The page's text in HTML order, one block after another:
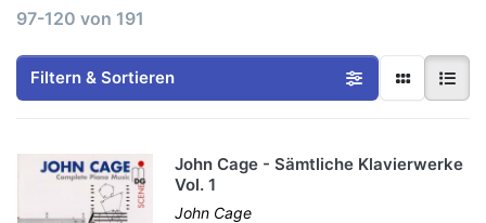
97-120 von 191
Filtern & Sortieren
John Cage - Sämtliche Klavierwerke
Vol. 1
John Cage